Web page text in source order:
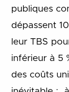
publiques
dépassent
leur TBS
inférieur à 5
des coûts